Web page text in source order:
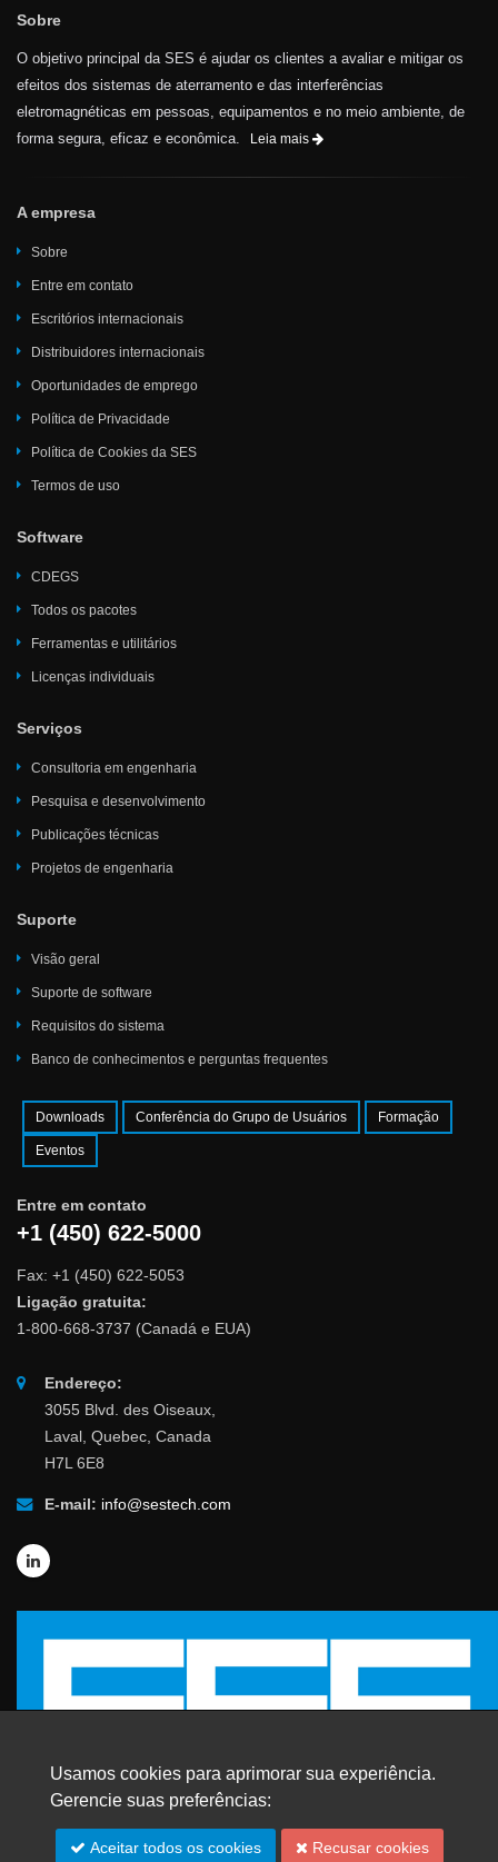
Sobre
O objetivo principal da SES é ajudar os clientes a avaliar e mitigar os
efeitos dos sistemas de aterramento e das interferências
eletromagnéticas em pessoas, equipamentos e no meio ambiente, de
forma segura, eficaz e econômica.
Leia mais
A empresa
Sobre
Entre em contato
Escritórios internacionais
Distribuidores internacionais
Oportunidades de emprego
Política de Privacidade
Política de Cookies da SES
Termos de uso
Software
CDEGS
Todos os pacotes
Ferramentas e utilitários
Licenças individuais
Serviços
Consultoria em engenharia
Pesquisa e desenvolvimento
Publicações técnicas
Projetos de engenharia
Suporte
Visão geral
Suporte de software
Requisitos do sistema
Banco de conhecimentos e perguntas frequentes
Downloads Conferência do Grupo de Usuários Formação
Eventos
Entre em contato
+1 (450) 622-5000
Fax: +1 (450) 622-5053
Ligação gratuita:
1-800-668-3737 (Canadá e EUA)
Endereço:
3055 Blvd. des Oiseaux,
Laval, Quebec, Canada
H7L 6E8
E-mail: info@sestech.com
© 2026 SafEngServices & technologies ltd.
Usamos cookies para aprimorar sua experiência.
Gerencie suas preferências:
Aceitar todos os cookies Recusar cookies